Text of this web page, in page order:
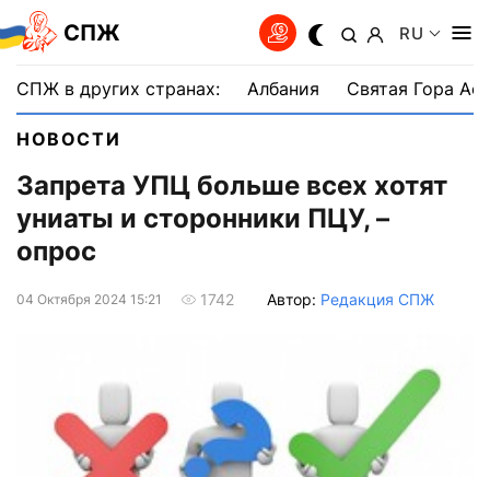
СПЖ RU
СПЖ в других странах: Албания Святая Гора
НОВОСТИ
Запрета УПЦ больше всех хотят
униаты и сторонники ПЦУ, –
опрос
04 Октября 2024 15:21 1742 Автор: Редакция СПЖ